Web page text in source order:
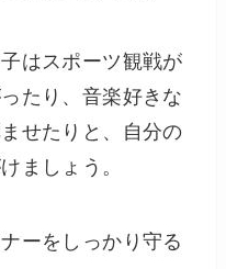
はスポーツ観戦が
たり、音楽好きな
せたりと、自分の
ましょう。
ーをしっかり守る